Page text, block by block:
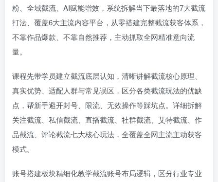
粉、全域截流、AI赋能增效，系统拆解当下最落地的7大截流
打法、覆盖6大主流内容平台，从零搭建完整截流获客体系，
不靠作品爆款、不靠自然推荐，主动抓取全网精准意向流
量。
课程先带学员建立截流底层认知，清晰讲解截流核心原理、
真实优势、适配人群与常见误区，区分各类截流玩法的优缺
点，帮新手避开封号、限流、无效操作等踩坑点。详细拆解
关注截流、私信截流、直播截流、社群截流、艾特截流、作
品截流、评论截流七大核心玩法，全覆盖全网主流主动获客
模式。
账号搭建板块精细化教学截流账号布局逻辑，区分行业专业